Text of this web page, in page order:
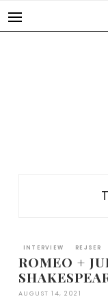
INTERVIEW REJSER
ROMEO +
AUGUST 14, 2021